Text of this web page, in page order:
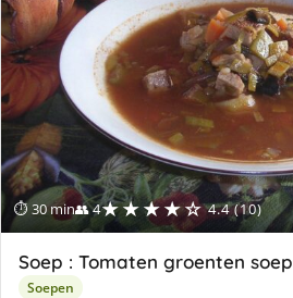
⏱ 30 min👥 4★★★★☆ 4.4 (10)
Soep : Tomaten groenten soep
Soepen